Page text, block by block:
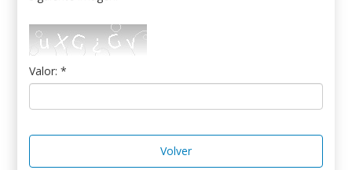
Valor: *
Volver